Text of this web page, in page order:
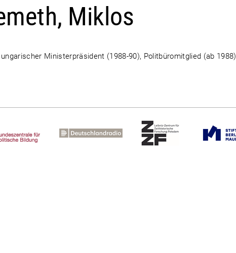
Miklos
ungarischer Ministerpräsident (1988-90), Politbüromitglied (ab 1988)